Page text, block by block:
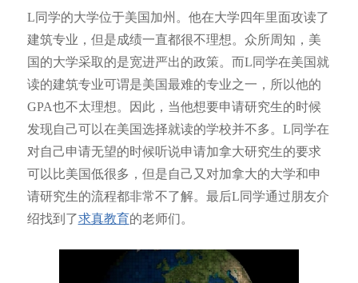
L同学的大学位于美国加州。他在大学四年里面攻读了
建筑专业，但是成绩一直都很不理想。众所周知，美
国的大学采取的是宽进严出的政策。而L同学在美国就
读的建筑专业可谓是美国最难的专业之一，所以他的
GPA也不太理想。因此，当他想要申请研究生的时候
发现自己可以在美国选择就读的学校并不多。L同学在
对自己申请无望的时候听说申请加拿大研究生的要求
可以比美国低很多，但是自己又对加拿大的大学和申
请研究生的流程都非常不了解。最后L同学通过朋友介
绍找到了求真教育的老师们。